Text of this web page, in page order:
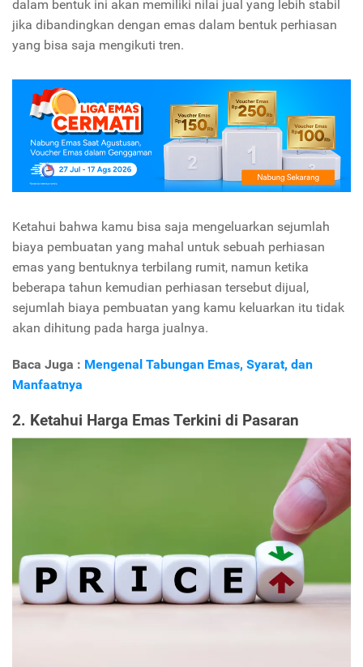
dalam bentuk ini akan memiliki nilai jual yang lebih stabil
jika dibandingkan dengan emas dalam bentuk perhiasan
yang bisa saja mengikuti tren.
Ketahui bahwa kamu bisa saja mengeluarkan sejumlah
biaya pembuatan yang mahal untuk sebuah perhiasan
emas yang bentuknya terbilang rumit, namun ketika
beberapa tahun kemudian perhiasan tersebut dijual,
sejumlah biaya pembuatan yang kamu keluarkan itu tidak
akan dihitung pada harga jualnya.
Baca Juga : Mengenal Tabungan Emas, Syarat, dan
Manfaatnya
2. Ketahui Harga Emas Terkini di Pasaran